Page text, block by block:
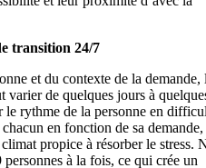
transition 24/7
et du contexte de la demande,
varier de quelques jours à
le rythme de la personne en
en fonction de sa demande,
propice à résorber le stress.
à la fois, ce qui crée un